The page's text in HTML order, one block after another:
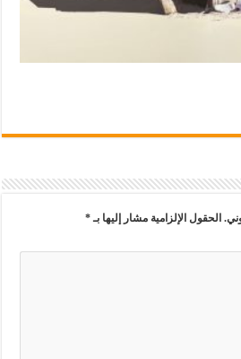
الحقول الإلزامية مشار إليها بـ*